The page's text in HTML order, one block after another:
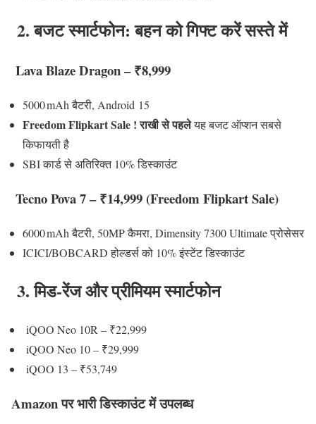
2. बजट स्मार्टफोन: बहन को गिफ्ट करें सस्ते में
Lava Blaze Dragon – ₹8,999
5000 mAh बैटरी, Android 15
Freedom Flipkart Sale ! राखी से पहलेयह बजट ऑप्शन सबसे
किफायती है
SBI कार्ड से अतिरिक्त 10% डिस्काउंट
Tecno Pova 7 – ₹14,999 (Freedom Flipkart Sale)
6000 mAh बैटरी, 50MP कैमरा, Dimensity 7300 Ultimate प्रोसेसर
ICICI/BOBCARD होल्डर्स को 10% इंस्टेंट डिस्काउंट
3. मिड‑रेंज और प्रीमियम स्मार्टफोन
iQOO Neo 10R – ₹22,999
iQOO Neo 10 – ₹29,999
iQOO 13 – ₹53,749
Amazon पर भारी डिस्काउंट में उपलब्ध